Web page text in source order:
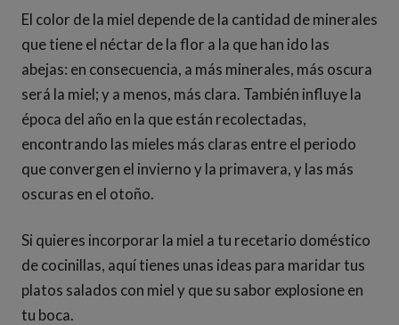
El color de la miel depende de la cantidad de minerales
que tiene el néctar de la flor a la que han ido las
abejas: en consecuencia, a más minerales, más oscura
será la miel; y a menos, más clara. También influye la
época del año en la que están recolectadas,
encontrando las mieles más claras entre el periodo
que convergen el invierno y la primavera, y las más
oscuras en el otoño.
Si quieres incorporar la miel a tu recetario doméstico
de cocinillas, aquí tienes unas ideas para maridar tus
platos salados con miel y que su sabor explosione en
tu boca.